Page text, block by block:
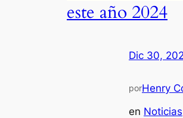
este año 2024
Dic 30,
porHenry
en Noticias